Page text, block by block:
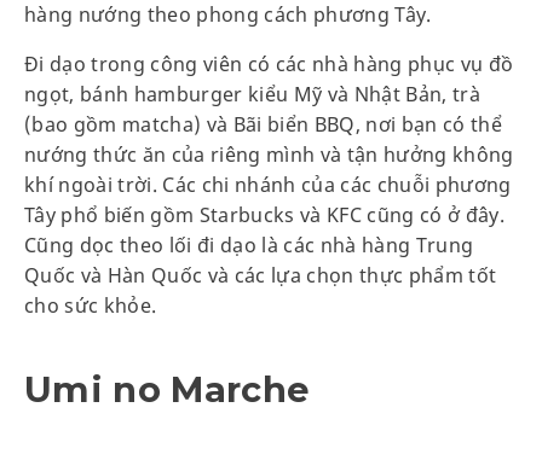
hàng nướng theo phong cách phương Tây.
Đi dạo trong công viên có các nhà hàng phục vụ đồ
ngọt, bánh hamburger kiểu Mỹ và Nhật Bản, trà
(bao gồm matcha) và Bãi biển BBQ, nơi bạn có thể
nướng thức ăn của riêng mình và tận hưởng không
khí ngoài trời. Các chi nhánh của các chuỗi phương
Tây phổ biến gồm Starbucks và KFC cũng có ở đây.
Cũng dọc theo lối đi dạo là các nhà hàng Trung
Quốc và Hàn Quốc và các lựa chọn thực phẩm tốt
cho sức khỏe.
Umi no Marche